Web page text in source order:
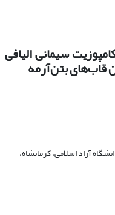
سیمانی الیافی
قاب‌های بتن‌آرمه
آزاد اسلامی، کرمانشاه،